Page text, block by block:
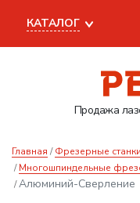
Продажа
КАТАЛОГ
Главная
Фрезерные станки
Многошпиндельные
Алюминий-Сверление